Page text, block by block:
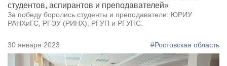
студентов, аспирантов и преподавателей»
За победу боролись студенты и преподаватели: ЮРИУ
РАНХиГС, РГЭУ (РИНХ), РГУП и РГУПС.
30 января 2023 #Ростовская область